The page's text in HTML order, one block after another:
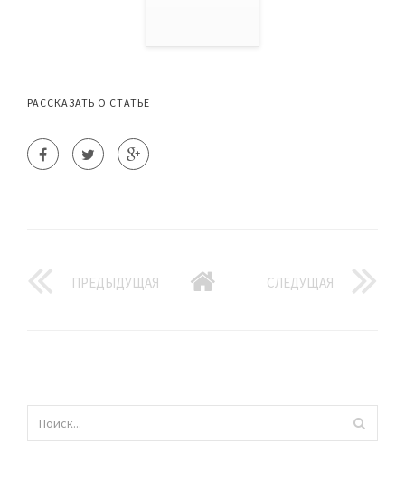
РАССКАЗАТЬ О СТАТЬЕ
ПРЕДЫДУЩАЯ СЛЕДУЩАЯ